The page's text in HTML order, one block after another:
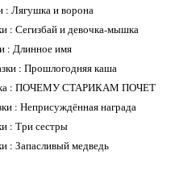
: Лягушка и ворона
: Сегизбай и девочка-мышка
: Длинное имя
: Прошлогодняя каша
: ПОЧЕМУ СТАРИКАМ ПОЧЕТ
: Неприсуждённая награда
: Три сестры
: Запасливый медведь